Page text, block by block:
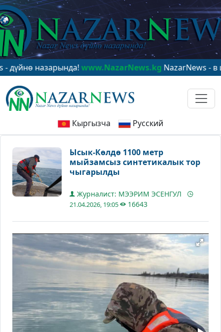
www.NazarNews.kgNazarNews - в центре
Кыргызча Русский
Ысык-Көлдө 1100 метр
мыйзамсыз синтетикалык тор
чыгарылды
Журналист: МЭЭРИМ ЭСЕНГУЛ
21.04.2026, 19:05 16643